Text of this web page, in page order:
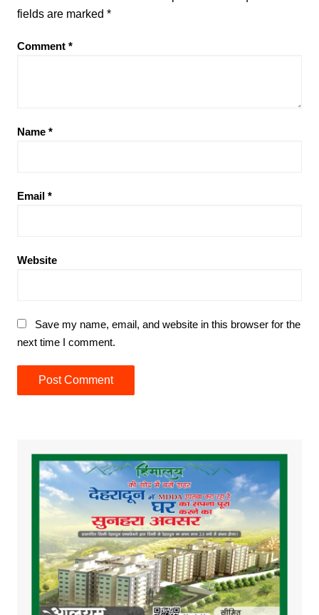
fields are marked *
Comment *
Name *
Email *
Website
Save my name, email, and website in this browser for the
next time I comment.